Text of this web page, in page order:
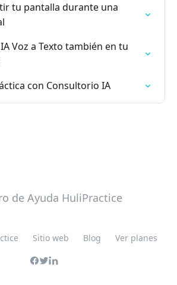
tu pantalla durante una
Voz a Texto también en tu
con Consultorio IA
Sitio web Blog Ver planes